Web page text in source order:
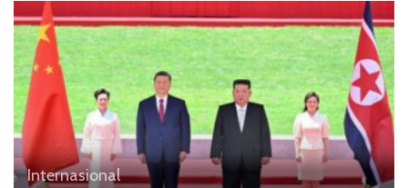
Internasional